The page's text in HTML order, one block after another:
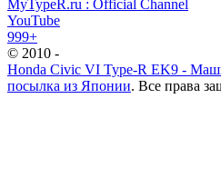
MyTypeR.ru : Official Channel
YouTube
999+
© 2010 -
Honda Civic VI Type-R EK9 -
посылка из Японии. Все права